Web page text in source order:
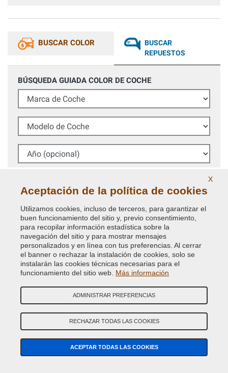
BUSCAR COLOR
BUSCAR
REPUESTOS
BÚSQUEDA GUIADA COLOR DE COCHE
Marca de Coche
Modelo de Coche
Año (opcional)
BUSCAR
Siempre recomendamos comprobar elcódigo de color
de la carrocerÍa en tu coche para pedir la pintura
correcta.
Búsqueda avanzada código de color
NO ENCUENTRAS TU CÓDIGO DE COLOR?
BÚSQUEDA GUIADA PINTURA COCHE
X
Aceptación de la política de cookies
Utilizamos cookies, incluso de terceros, para garantizar el
buen funcionamiento del sitio y, previo consentimiento,
para recopilar información estadística sobre la
navegación del sitio y para mostrar mensajes
personalizados y en línea con tus preferencias. Al cerrar
el banner o rechazar la instalación de cookies, solo se
instalarán las cookies técnicas necesarias para el
funcionamiento del sitio web. Más información
ADMINISTRAR PREFERENCIAS
RECHAZAR TODAS LAS COOKIES
ACEPTAR TODAS LAS COOKIES